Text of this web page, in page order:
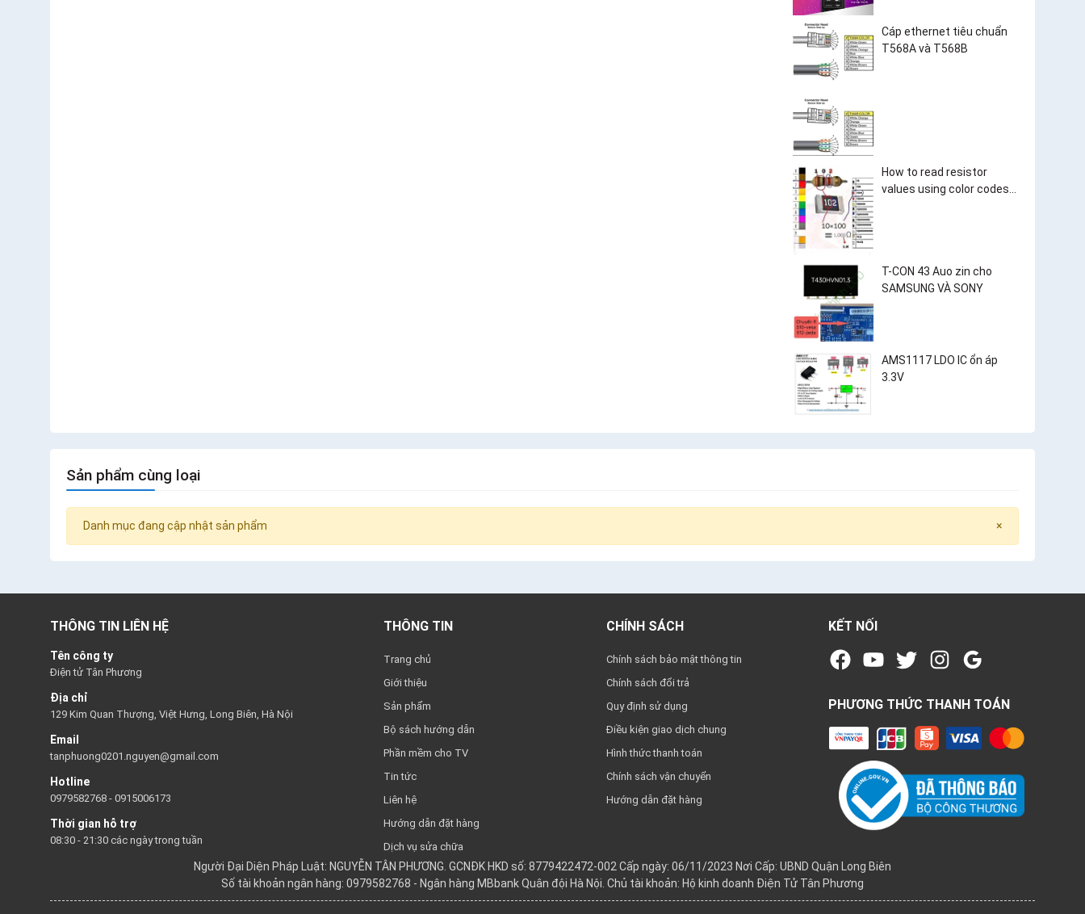
Cáp ethernet tiêu chuẩn
T568A và T568B
How to read resistor
values using color codes
T-CON 43 Auo zin cho
SAMSUNG VÀ SONY
AMS1117 LDO IC ổn áp
3.3V
Sản phẩm cùng loại
×
Danh mục đang cập nhật sản phẩm
THÔNG TIN LIÊN HỆ
Tên công ty
Điện tử Tân Phương
Địa chỉ
129 Kim Quan Thượng, Việt Hưng, Long Biên, Hà Nội
Email
tanphuong0201.nguyen@gmail.com
Hotline
0979582768 - 0915006173
Thời gian hỗ trợ
08:30 - 21:30 các ngày trong tuần
THÔNG TIN
Trang chủ
Giới thiệu
Sản phẩm
Bộ sách hướng dẫn
Phần mềm cho TV
Tin tức
Liên hệ
Hướng dẫn đặt hàng
Dịch vụ sửa chữa
CHÍNH SÁCH
Chính sách bảo mật thông tin
Chính sách đổi trả
Quy định sử dụng
Điều kiện giao dịch chung
Hình thức thanh toán
Chính sách vận chuyển
Hướng dẫn đặt hàng
KẾT NỐI
PHƯƠNG THỨC THANH TOÁN
Người Đại Diện Pháp Luật: NGUYỄN TÂN PHƯƠNG. GCNĐK HKD số: 8779422472-002 Cấp ngày: 06/11/2023 Nơi Cấp: UBND Quận Long Biên
Số tài khoản ngân hàng: 0979582768 - Ngân hàng MBbank Quân đội Hà Nội. Chủ tài khoản: Hộ kinh doanh Điện Tử Tân Phương